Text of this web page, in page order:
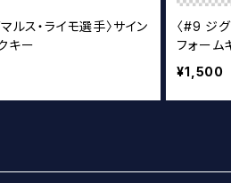
ルス・ライモ選手〉サイン
キー
〈#9 ジ
フォーム
¥1,500